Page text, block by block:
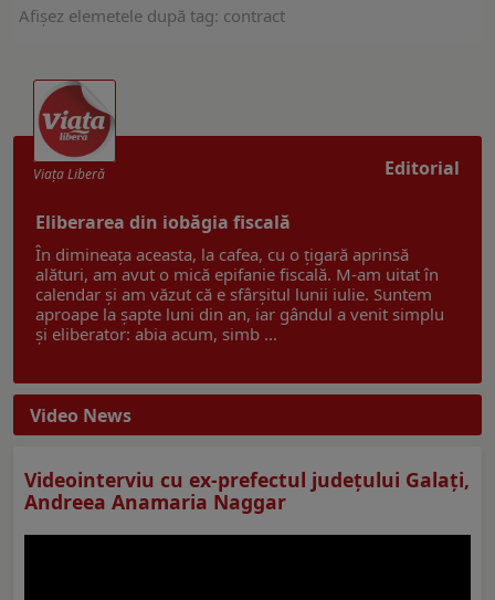
Afişez elemetele după tag: contract
Editorial
Viaţa Liberă
Eliberarea din iobăgia fiscală
În dimineața aceasta, la cafea, cu o țigară aprinsă
alături, am avut o mică epifanie fiscală. M-am uitat în
calendar și am văzut că e sfârșitul lunii iulie. Suntem
aproape la șapte luni din an, iar gândul a venit simplu
și eliberator: abia acum, simb ...
Video News
Videointerviu cu ex-prefectul judeţului Galaţi,
Andreea Anamaria Naggar